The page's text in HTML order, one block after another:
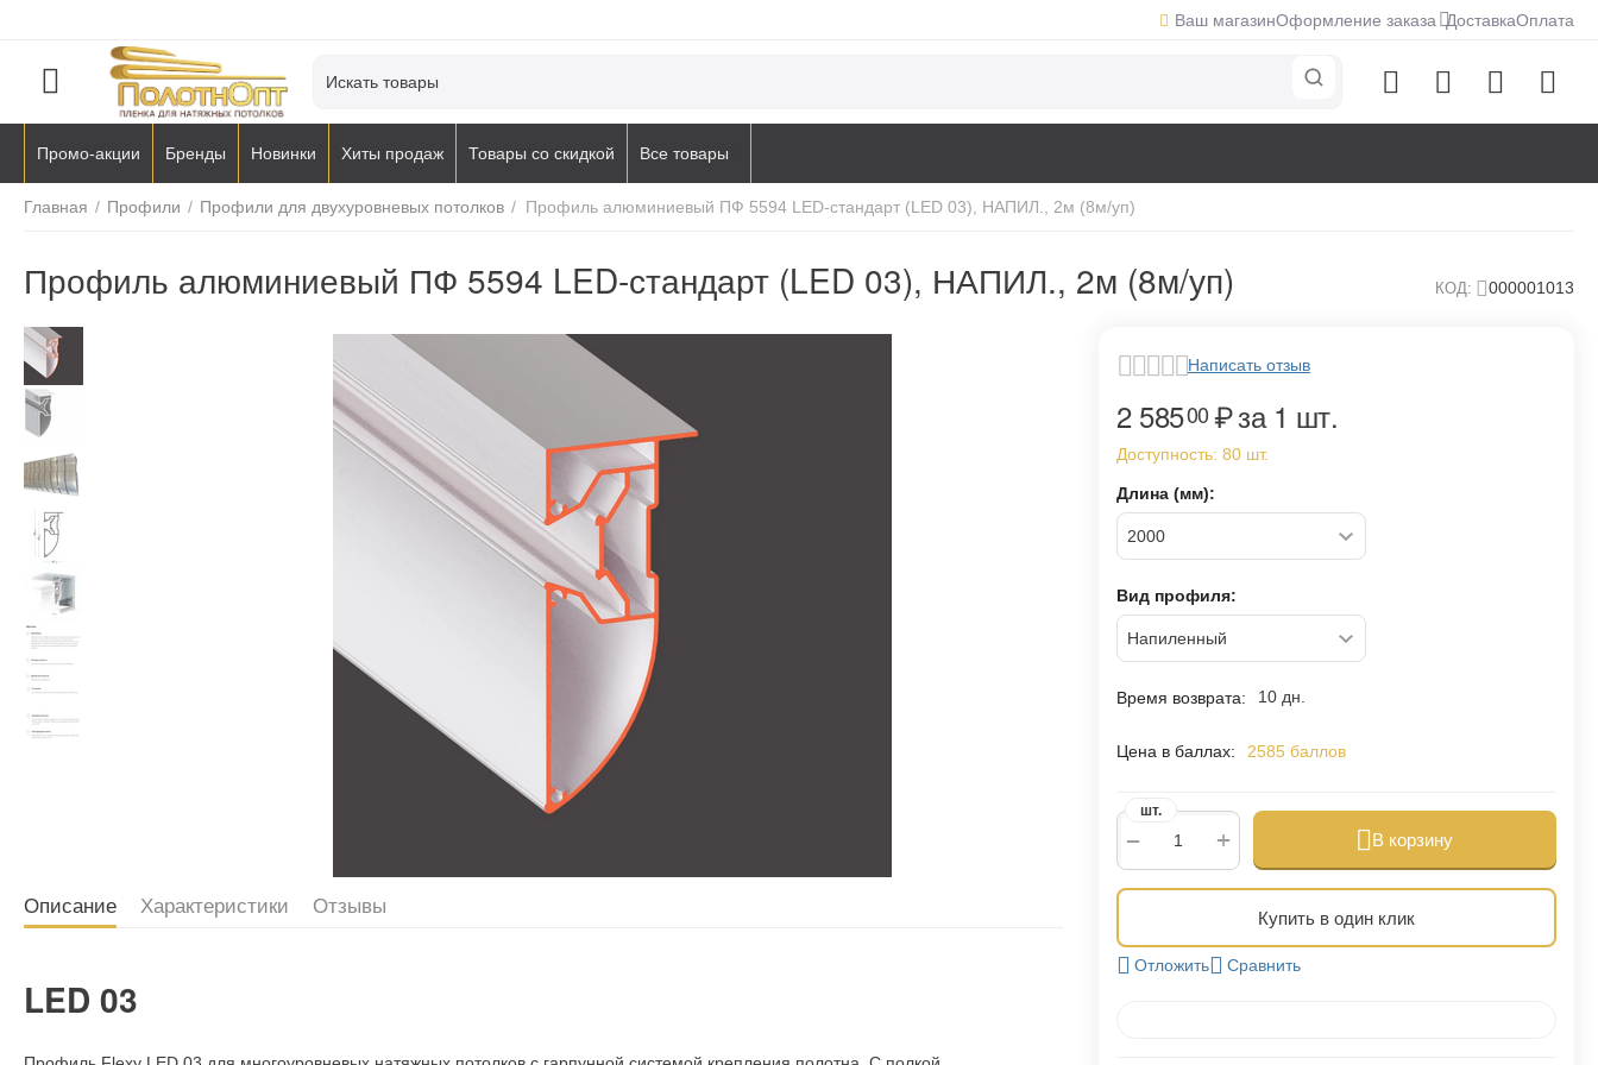
Ваш магазинОформление заказа ДоставкаОплата
Промо-акции Бренды Новинки Хиты продаж Товары со скидкой Все товары
Главная / Профили / Профили для двухуровневых потолков / Профиль алюминиевый ПФ 5594 LED-стандарт (LED 03), НАПИЛ., 2м (8м/уп)
Профиль алюминиевый ПФ 5594 LED-стандарт (LED 03), НАПИЛ., 2м (8м/уп) КОД: 000001013
Написать отзыв
2 58500₽за 1 шт.
Доступность: 80 шт.
Длина (мм):
Вид профиля:
Время возврата: 10 дн.
Цена в баллах: 2585 баллов
+
−
шт.
В корзину
Купить в один клик
Отложить Сравнить
Описание Характеристики Отзывы
LED 03